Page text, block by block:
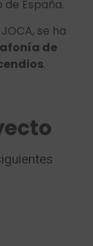
España.
se ha
de
.